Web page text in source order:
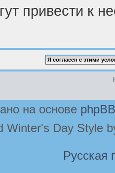
привести к
на основе phpBB
Winter's Day Style
Русская